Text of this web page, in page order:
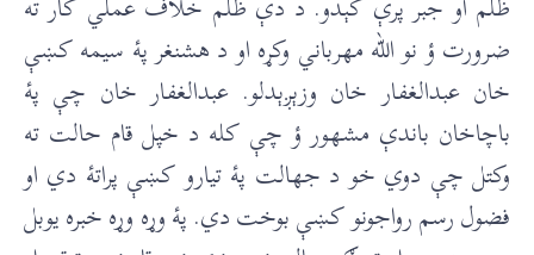
ضرورت ؤ نو الله مهرباني وکړه او د هشنغر پۀ سيمه کښې
خان عبدالغفار خان وزېږېدلو. عبدالغفار خان چې پۀ
باچاخان باندې مشهور ؤ چې کله د خپل قام حالت ته
وکتل چې دوي خو د جهالت پۀ تيارو کښې پراتۀ دي او
فضول رسم رواجونو کښې بوخت دي. پۀ وړه وړه خبره يوبل